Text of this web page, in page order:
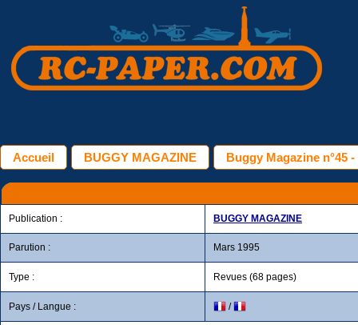
Accueil BUGGY MAGAZINE Buggy Magazine n°45
Publication : BUGGY MAGAZINE
Parution : Mars 1995
Type : Revues (68 pages)
Pays / Langue : /